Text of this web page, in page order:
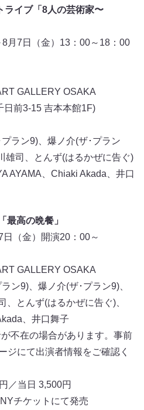
ライブ「8人の芸術家〜
月7日（金）13：00～18：00
GALLERY OSAKA
日前3-15 吉本本館1F)
ラン9)、爆ノ介(ザ･プラン
雄司、とんず(はるかぜに告ぐ)
AYAMA、Chiaki Akada、井口
最高の晩餐」
（金）開演20：00～
GALLERY OSAKA
ン9)、爆ノ介(ザ･プラン9)、
、とんず(はるかぜに告ぐ)、
、井口舞子
不在の場合があります。事前
ジにて出演者情報をご確認く
／当日 3,500円
チケットにて発売